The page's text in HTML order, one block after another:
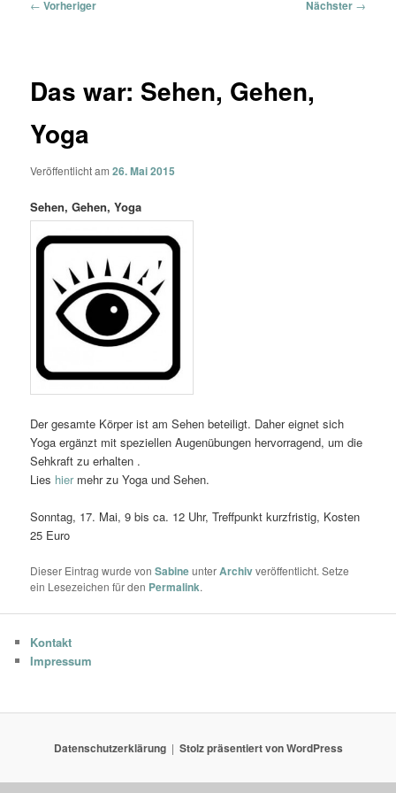
← Vorheriger Nächster →
Das war: Sehen, Gehen,
Yoga
Veröffentlicht am26. Mai 2015
Sehen, Gehen, Yoga
Der gesamte Körper ist am Sehen beteiligt. Daher eignet sich
Yoga ergänzt mit speziellen Augenübungen hervorragend, um die
Sehkraft zu erhalten .
Lies hiermehr zu Yoga und Sehen.
Sonntag, 17. Mai, 9 bis ca. 12 Uhr, Treffpunkt kurzfristig, Kosten
25 Euro
Dieser Eintrag wurde vonSabineunterArchivveröffentlicht. Setze
ein Lesezeichen für den Permalink.
Kontakt
Impressum
Datenschutzerklärung Stolz präsentiert von WordPress